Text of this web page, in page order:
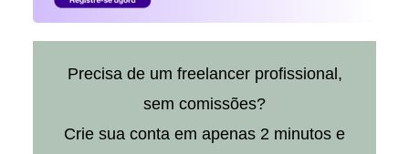
Precisa de um freelancer profissional,
sem comissões?
Crie sua conta em apenas 2 minutos e